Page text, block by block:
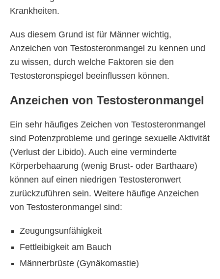
Krankheiten.
Aus diesem Grund ist für Männer wichtig,
Anzeichen von Testosteronmangel zu kennen und
zu wissen, durch welche Faktoren sie den
Testosteronspiegel beeinflussen können.
Anzeichen von Testosteronmangel
Ein sehr häufiges Zeichen von Testosteronmangel
sind Potenzprobleme und geringe sexuelle Aktivität
(Verlust der Libido). Auch eine verminderte
Körperbehaarung (wenig Brust- oder Barthaare)
können auf einen niedrigen Testosteronwert
zurückzuführen sein. Weitere häufige Anzeichen
von Testosteronmangel sind:
Zeugungsunfähigkeit
Fettleibigkeit am Bauch
Männerbrüste (Gynäkomastie)